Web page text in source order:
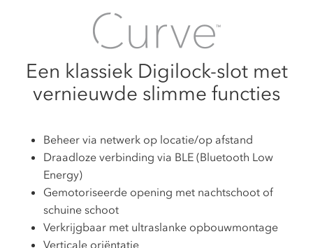
Een klassiek Digilock-slot met
vernieuwde slimme functies
Beheer via netwerk op locatie/op afstand
Draadloze verbinding via BLE (Bluetooth Low
Energy)
Gemotoriseerde opening met nachtschoot of
schuine schoot
Verkrijgbaar met ultraslanke opbouwmontage
Verticale oriëntatie